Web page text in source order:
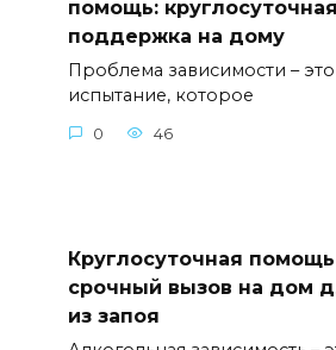
помощь: круглосуточная
поддержка на дому
Проблема зависимости –
испытание, которое
0 46
Круглосуточная
срочный вызов на дом
из запоя